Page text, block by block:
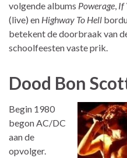
volgende albums Powerage, If
(live) en Highway To Hell
betekent de doorbraak van
schoolfeesten vaste prik.
Dood Bon
Begin 1980
begon AC/DC
aan de
opvolger.